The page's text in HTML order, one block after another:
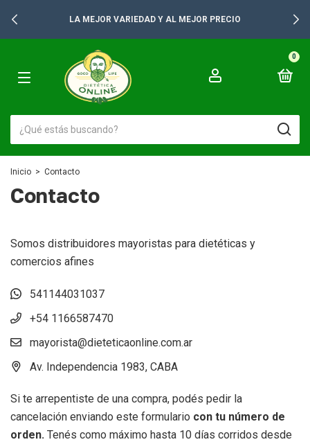
LA MEJOR VARIEDAD Y AL MEJOR PRECIO
0
Inicio > Contacto
Contacto
Somos distribuidores mayoristas para dietéticas y
comercios afines
541144031037
+54 1166587470
mayorista@dieteticaonline.com.ar
Av. Independencia 1983, CABA
Si te arrepentiste de una compra, podés pedir la
cancelación enviando este formulario con tu número de
orden. Tenés como máximo hasta 10 días corridos desde